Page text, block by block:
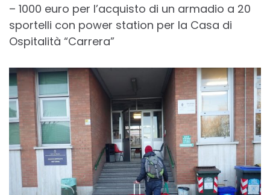
– 1000 euro per l’acquisto di un armadio a 20
sportelli con power station per la Casa di
Ospitalità “Carrera”